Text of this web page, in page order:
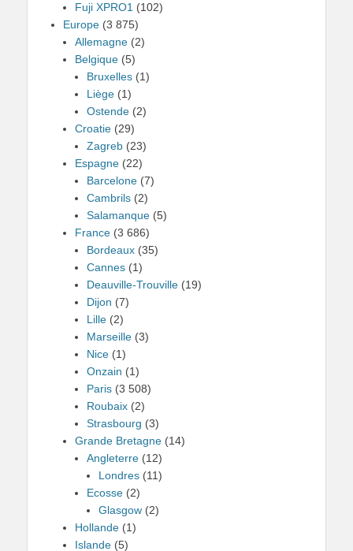
Fuji XPRO1 (102)
Europe (3 875)
Allemagne (2)
Belgique (5)
Bruxelles (1)
Liège (1)
Ostende (2)
Croatie (29)
Zagreb (23)
Espagne (22)
Barcelone (7)
Cambrils (2)
Salamanque (5)
France (3 686)
Bordeaux (35)
Cannes (1)
Deauville-Trouville (19)
Dijon (7)
Lille (2)
Marseille (3)
Nice (1)
Onzain (1)
Paris (3 508)
Roubaix (2)
Strasbourg (3)
Grande Bretagne (14)
Angleterre (12)
Londres (11)
Ecosse (2)
Glasgow (2)
Hollande (1)
Islande (5)